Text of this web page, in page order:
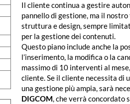
Il cliente continua a gestire
pannello di gestione, ma il
struttura e design, sempre
per la gestione dei contenuti.
Questo piano include anche la
l’inserimento, la modifica o la
massimo di 10 interventi al
cliente. Se il cliente necessita di
una gestione più ampia, sarà
DIGCOM, che verrà concordato